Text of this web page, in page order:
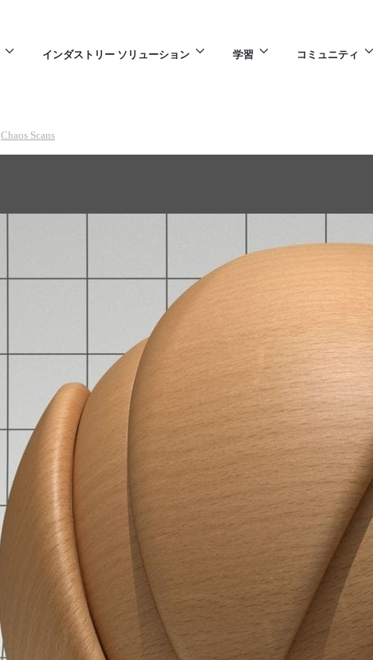
インダストリー ソリューション 学習 コミュニティ
Chaos Scans